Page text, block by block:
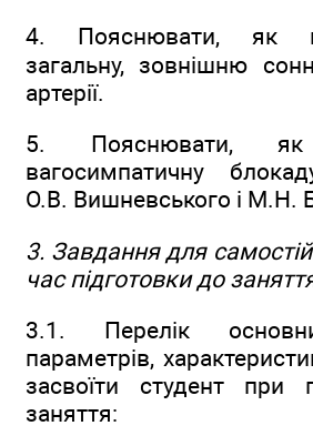
4. Пояснювати, як
загальну, зовнішню
артерії.
5. Пояснювати, як
вагосимпатичну
О.В. Вишневського і М.Н.
3. Завдання для
час підготовки до
3.1. Перелік
параметрів,
засвоїти студент при
заняття: